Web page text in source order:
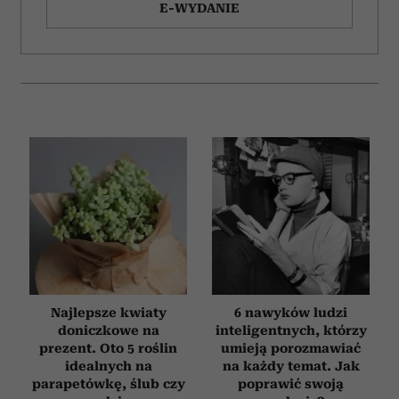
E-WYDANIE
Najlepsze kwiaty
doniczkowe na
prezent. Oto 5 roślin
idealnych na
parapetówkę, ślub czy
6 nawyków ludzi
inteligentnych, którzy
umieją porozmawiać
na każdy temat. Jak
poprawić swoją